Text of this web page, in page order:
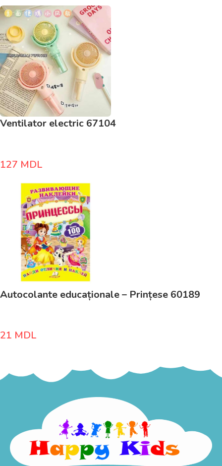
Ventilator electric 67104
127 MDL
Autocolante educaționale – Prințese 60189
21 MDL